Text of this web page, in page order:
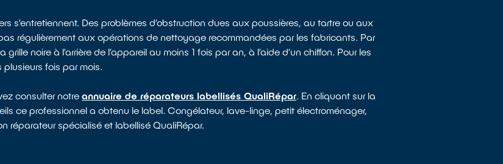
s’entretiennent. Des problèmes d’obstruction dues aux poussières, au tartre ou aux
régulièrement aux opérations de nettoyage recommandées par les fabricants. Par
noire à l’arrière de l’appareil au moins 1 fois par an, à l’aide d’un chiffon. Pour les
fois par mois.
consulter notreannuaire de réparateurs labellisés QualiRépar. En cliquant sur la
ce professionnel a obtenu le label. Congélateur, lave-linge, petit électroménager,
réparateur spécialisé et labellisé QualiRépar.